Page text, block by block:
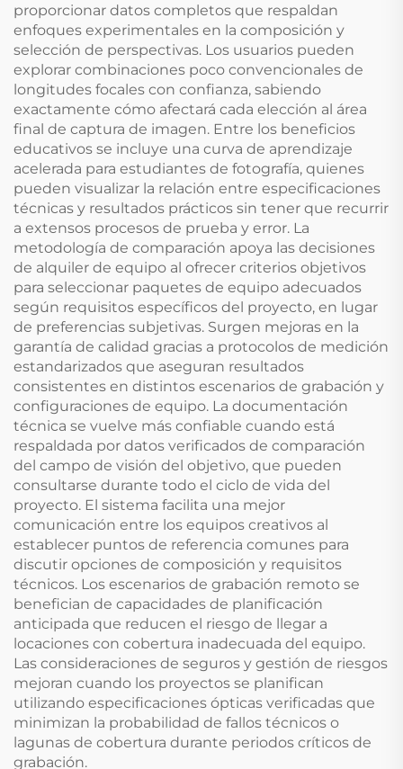
proporcionar datos completos que respaldan
enfoques experimentales en la composición y
selección de perspectivas. Los usuarios pueden
explorar combinaciones poco convencionales de
longitudes focales con confianza, sabiendo
exactamente cómo afectará cada elección al área
final de captura de imagen. Entre los beneficios
educativos se incluye una curva de aprendizaje
acelerada para estudiantes de fotografía, quienes
pueden visualizar la relación entre especificaciones
técnicas y resultados prácticos sin tener que recurrir
a extensos procesos de prueba y error. La
metodología de comparación apoya las decisiones
de alquiler de equipo al ofrecer criterios objetivos
para seleccionar paquetes de equipo adecuados
según requisitos específicos del proyecto, en lugar
de preferencias subjetivas. Surgen mejoras en la
garantía de calidad gracias a protocolos de medición
estandarizados que aseguran resultados
consistentes en distintos escenarios de grabación y
configuraciones de equipo. La documentación
técnica se vuelve más confiable cuando está
respaldada por datos verificados de comparación
del campo de visión del objetivo, que pueden
consultarse durante todo el ciclo de vida del
proyecto. El sistema facilita una mejor
comunicación entre los equipos creativos al
establecer puntos de referencia comunes para
discutir opciones de composición y requisitos
técnicos. Los escenarios de grabación remoto se
benefician de capacidades de planificación
anticipada que reducen el riesgo de llegar a
locaciones con cobertura inadecuada del equipo.
Las consideraciones de seguros y gestión de riesgos
mejoran cuando los proyectos se planifican
utilizando especificaciones ópticas verificadas que
minimizan la probabilidad de fallos técnicos o
lagunas de cobertura durante periodos críticos de
grabación.